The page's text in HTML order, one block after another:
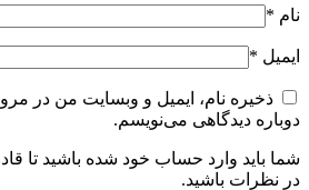
نام *
ایمیل *
ذخیره نام، ایمیل و وبسایت من در
دوباره دیدگاهی می‌نویسم.
شما باید وارد حساب خود شده باشید تا
در نظرات باشید.